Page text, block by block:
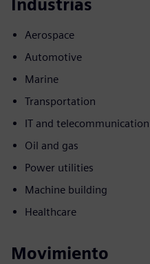
Industrias
Aerospace
Automotive
Marine
Transportation
IT and telecommunication
Oil and gas
Power utilities
Machine building
Healthcare
Movimiento